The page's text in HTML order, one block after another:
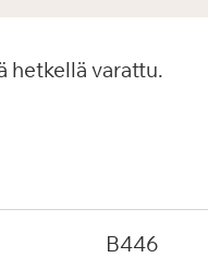
hetkellä varattu.
B446